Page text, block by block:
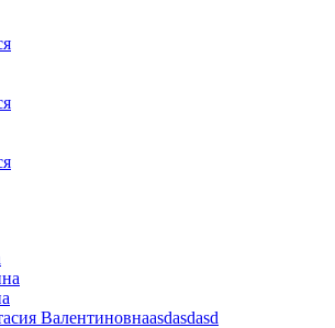
Валентиновнаasdasdasd